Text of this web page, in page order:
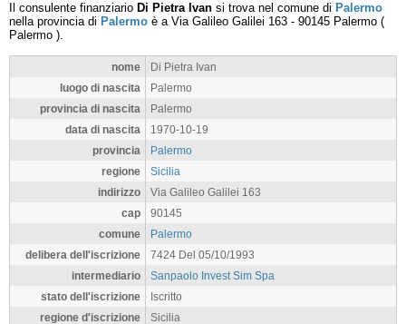
Il consulente finanziario Di Pietra Ivan si trova nel comune di Palermo
nella provincia di Palermo è a Via Galileo Galilei 163 - 90145 Palermo (
Palermo ).
nome
Di Pietra Ivan
luogo di nascita
Palermo
provincia di nascita
Palermo
data di nascita
1970-10-19
provincia
Palermo
regione
Sicilia
indirizzo
Via Galileo Galilei 163
cap
90145
comune
Palermo
delibera dell'iscrizione
7424 Del 05/10/1993
intermediario
Sanpaolo Invest Sim Spa
stato dell'iscrizione
Iscritto
regione d'iscrizione
Sicilia